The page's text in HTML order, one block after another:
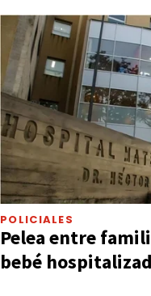
POLICIALES
Pelea entre
bebé